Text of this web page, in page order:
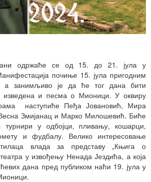
одржаће се од 15. до 21. јула у
почиње 15. јула пригодним
а занимљиво је да ће тог дана бити
изведена и песма о Мионици. У оквиру
наступиће Пеђа Јовановић, Мира
Змијанац и Марко Милошевић. Биће
турнири у одбојци, пливању, кошарци,
и фудбалу. Велико интересовање
влада за представу „Књига о
у извођењу Ненада Јездића, а која
дана пред публиком наћи 19. јула у